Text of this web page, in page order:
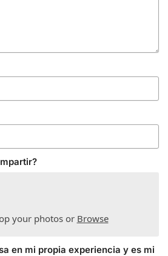
your photos or Browse
en mi propia experiencia y es mi